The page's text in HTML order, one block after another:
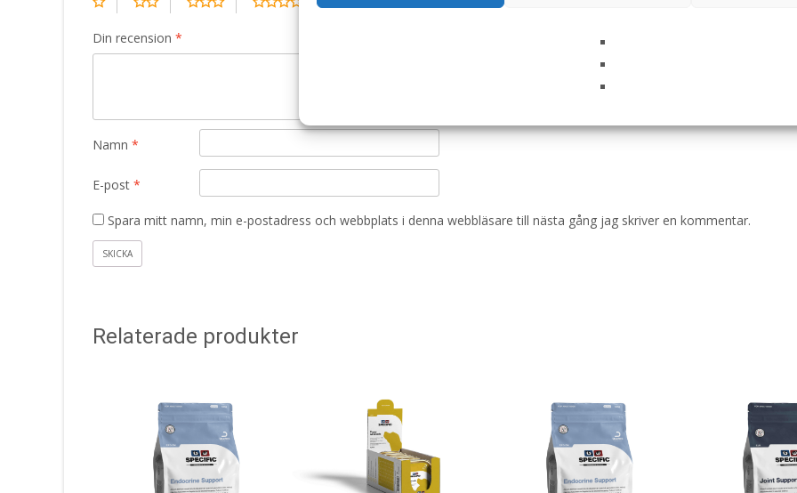
Din recension *
Namn *
E-post *
Spara mitt namn, min e-postadress och webbplats i denna webbläsare till nästa gång jag skriver en kommentar.
Relaterade produkter